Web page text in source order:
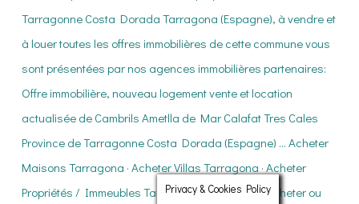
Privacy & Cookies Policy